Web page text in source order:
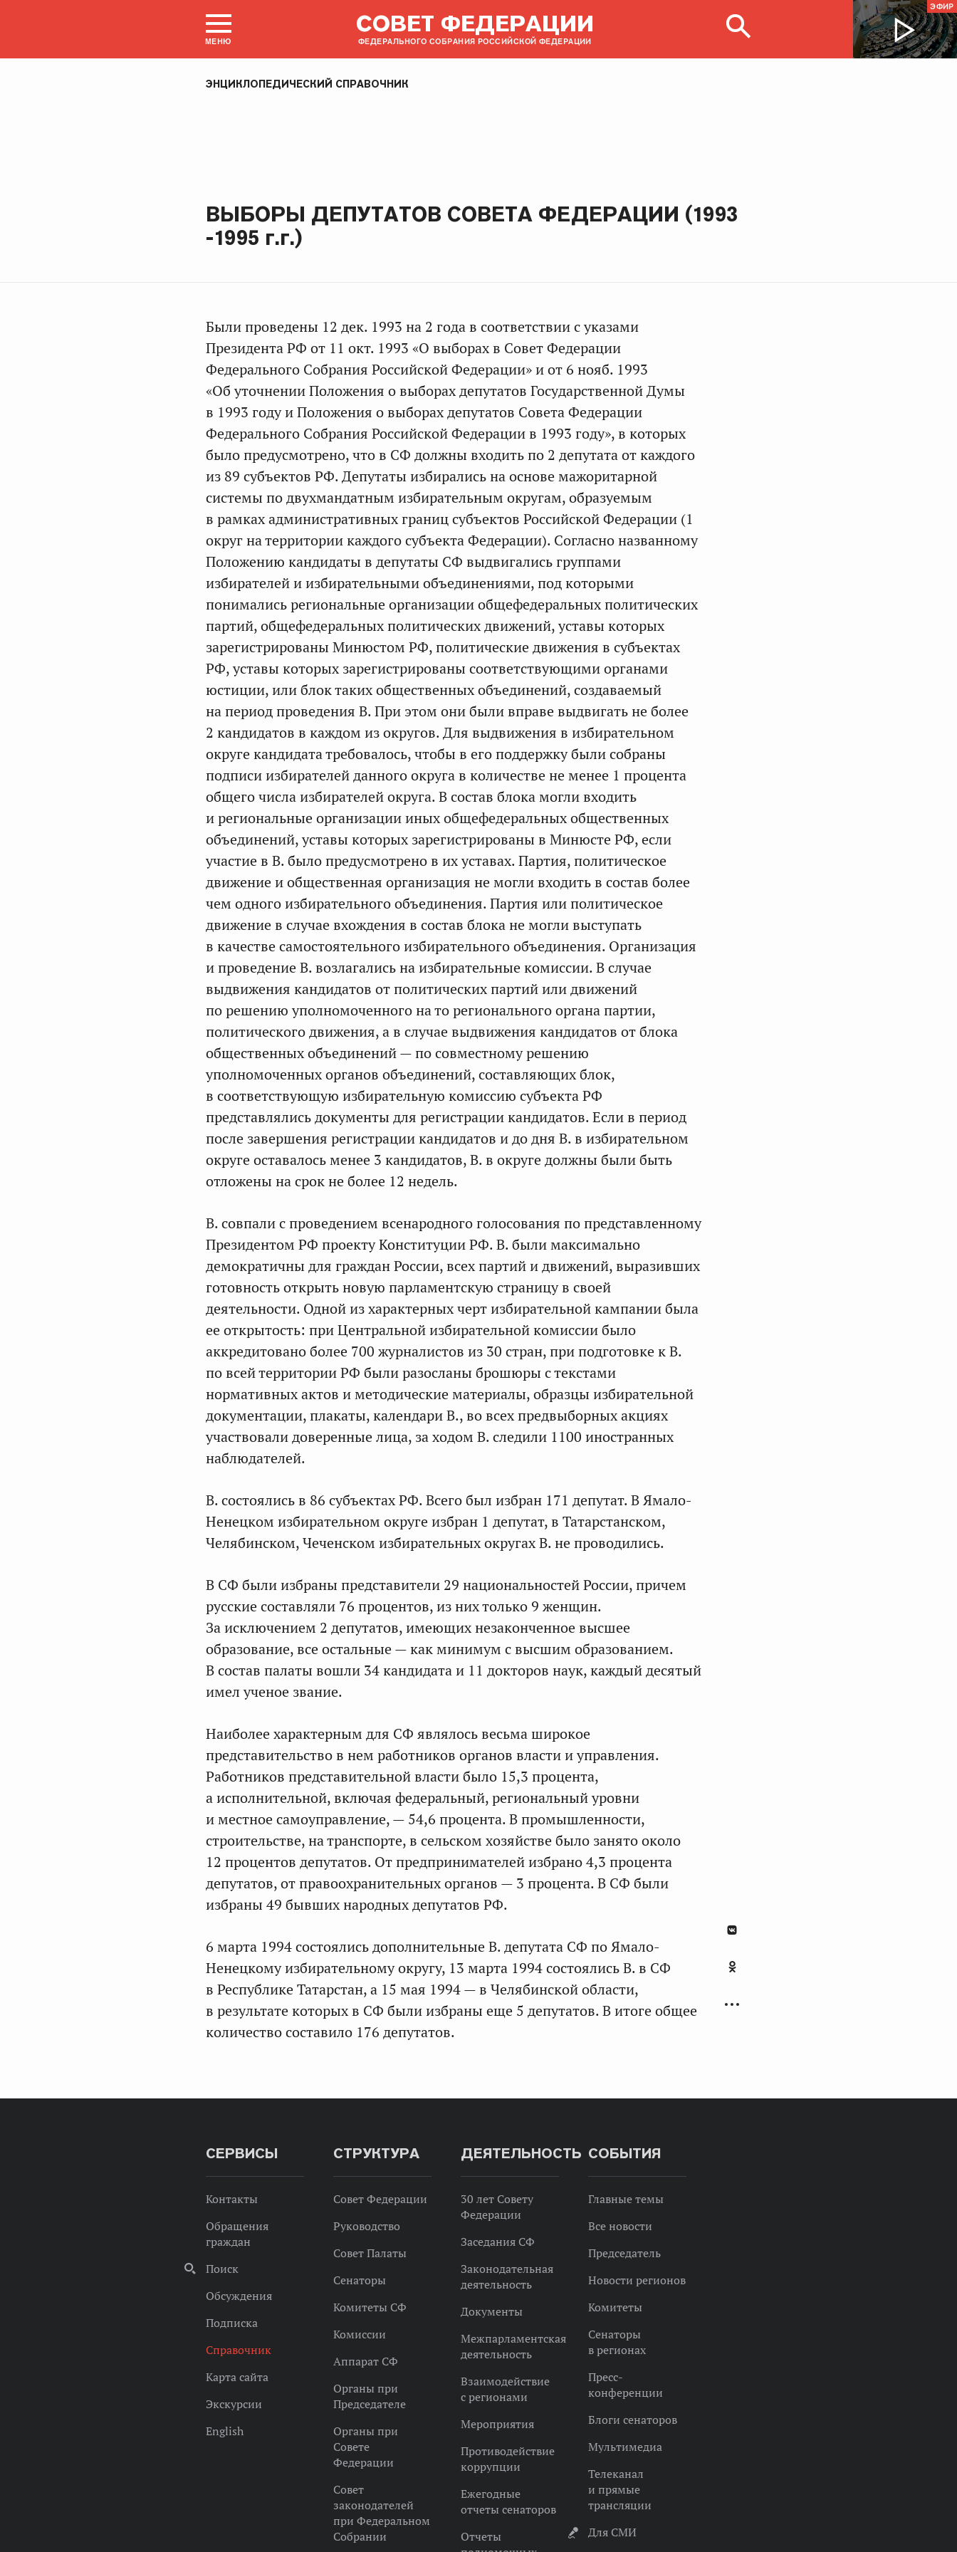
МЕНЮ
СОВЕТ ФЕДЕРАЦИИ
ФЕДЕРАЛЬНОГО СОБРАНИЯ РОССИЙСКОЙ ФЕДЕРАЦИИ
ЭФИР
ЭНЦИКЛОПЕДИЧЕСКИЙ СПРАВОЧНИК
ВЫБОРЫ ДЕПУТАТОВ СОВЕТА ФЕДЕРАЦИИ (1993
-1995 г.г.)
Были проведены 12 дек. 1993 на 2 года в соответствии с указами
Президента РФ от 11 окт. 1993 «О выборах в Совет Федерации
Федерального Собрания Российской Федерации» и от 6 нояб. 1993
«Об уточнении Положения о выборах депутатов Государственной Думы
в 1993 году и Положения о выборах депутатов Совета Федерации
Федерального Собрания Российской Федерации в 1993 году», в которых
было предусмотрено, что в СФ должны входить по 2 депутата от каждого
из 89 субъектов РФ. Депутаты избирались на основе мажоритарной
системы по двухмандатным избирательным округам, образуемым
в рамках административных границ субъектов Российской Федерации (1
округ на территории каждого субъекта Федерации). Согласно названному
Положению кандидаты в депутаты СФ выдвигались группами
избирателей и избирательными объединениями, под которыми
понимались региональные организации общефедеральных политических
партий, общефедеральных политических движений, уставы которых
зарегистрированы Минюстом РФ, политические движения в субъектах
РФ, уставы которых зарегистрированы соответствующими органами
юстиции, или блок таких общественных объединений, создаваемый
на период проведения В. При этом они были вправе выдвигать не более
2 кандидатов в каждом из округов. Для выдвижения в избирательном
округе кандидата требовалось, чтобы в его поддержку были собраны
подписи избирателей данного округа в количестве не менее 1 процента
общего числа избирателей округа. В состав блока могли входить
и региональные организации иных общефедеральных общественных
объединений, уставы которых зарегистрированы в Минюсте РФ, если
участие в В. было предусмотрено в их уставах. Партия, политическое
движение и общественная организация не могли входить в состав более
чем одного избирательного объединения. Партия или политическое
движение в случае вхождения в состав блока не могли выступать
в качестве самостоятельного избирательного объединения. Организация
и проведение В. возлагались на избирательные комиссии. В случае
выдвижения кандидатов от политических партий или движений
по решению уполномоченного на то регионального органа партии,
политического движения, а в случае выдвижения кандидатов от блока
общественных объединений — по совместному решению
уполномоченных органов объединений, составляющих блок,
в соответствующую избирательную комиссию субъекта РФ
представлялись документы для регистрации кандидатов. Если в период
после завершения регистрации кандидатов и до дня В. в избирательном
округе оставалось менее 3 кандидатов, В. в округе должны были быть
отложены на срок не более 12 недель.
В. совпали с проведением всенародного голосования по представленному
Президентом РФ проекту Конституции РФ. В. были максимально
демократичны для граждан России, всех партий и движений, выразивших
готовность открыть новую парламентскую страницу в своей
деятельности. Одной из характерных черт избирательной кампании была
ее открытость: при Центральной избирательной комиссии было
аккредитовано более 700 журналистов из 30 стран, при подготовке к В.
по всей территории РФ были разосланы брошюры с текстами
нормативных актов и методические материалы, образцы избирательной
документации, плакаты, календари В., во всех предвыборных акциях
участвовали доверенные лица, за ходом В. следили 1100 иностранных
наблюдателей.
В. состоялись в 86 субъектах РФ. Всего был избран 171 депутат. В Ямало-
Ненецком избирательном округе избран 1 депутат, в Татарстанском,
Челябинском, Чеченском избирательных округах В. не проводились.
В СФ были избраны представители 29 национальностей России, причем
русские составляли 76 процентов, из них только 9 женщин.
За исключением 2 депутатов, имеющих незаконченное высшее
образование, все остальные — как минимум с высшим образованием.
В состав палаты вошли 34 кандидата и 11 докторов наук, каждый десятый
имел ученое звание.
Наиболее характерным для СФ являлось весьма широкое
представительство в нем работников органов власти и управления.
Работников представительной власти было 15,3 процента,
а исполнительной, включая федеральный, региональный уровни
и местное самоуправление, — 54,6 процента. В промышленности,
строительстве, на транспорте, в сельском хозяйстве было занято около
12 процентов депутатов. От предпринимателей избрано 4,3 процента
депутатов, от правоохранительных органов — 3 процента. В СФ были
избраны 49 бывших народных депутатов РФ.
6 марта 1994 состоялись дополнительные В. депутата СФ по Ямало-
Ненецкому избирательному округу, 13 марта 1994 состоялись В. в СФ
в Республике Татарстан, а 15 мая 1994 — в Челябинской области,
в результате которых в СФ были избраны еще 5 депутатов. В итоге общее
количество составило 176 депутатов.
СЕРВИСЫ
Контакты
Обращения
граждан
Поиск
Обсуждения
Подписка
Справочник
Карта сайта
Экскурсии
English
СТРУКТУРА
Совет Федерации
Руководство
Совет Палаты
Сенаторы
Комитеты СФ
Комиссии
Аппарат СФ
Органы при
Председателе
Органы при
Совете
Федерации
Совет
законодателей
при Федеральном
Собрании
ДЕЯТЕЛЬНОСТЬ
30 лет Совету
Федерации
Заседания СФ
Законодательная
деятельность
Документы
Межпарламентская
деятельность
Взаимодействие
с регионами
Мероприятия
Противодействие
коррупции
Ежегодные
отчеты сенаторов
Отчеты
СОБЫТИЯ
Главные темы
Все новости
Председатель
Новости регионов
Комитеты
Сенаторы
в регионах
Пресс-
конференции
Блоги сенаторов
Мультимедиа
Телеканал
и прямые
трансляции
Для СМИ